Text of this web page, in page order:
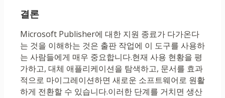
결론
Microsoft Publisher에 대한 지원 종료가 다가온다
는 것을 이해하는 것은 출판 작업에 이 도구를 사용하
는 사람들에게 매우 중요합니다.현재 사용 현황을 평
가하고, 대체 애플리케이션을 탐색하고, 문서를 효과
적으로 마이그레이션하면 새로운 소프트웨어로 원활
하게 전환할 수 있습니다.이러한 단계를 거치면 생산